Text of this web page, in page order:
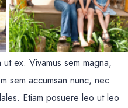
ex. Vivamus sem magna,
sem accumsan nunc, nec
Etiam posuere leo ut leo